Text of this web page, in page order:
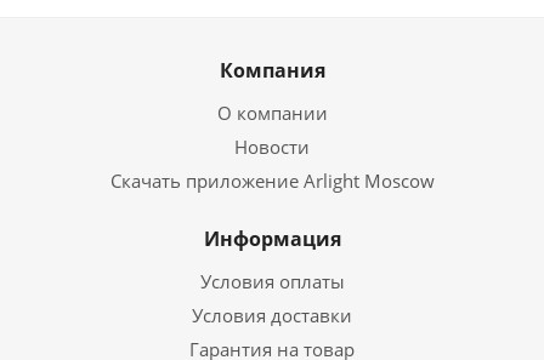
Компания
О компании
Новости
Скачать приложение Arlight Moscow
Информация
Условия оплаты
Условия доставки
Гарантия на товар